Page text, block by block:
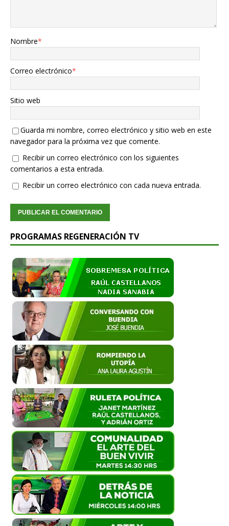
Nombre*
Correo electrónico*
Sitio web
Guarda mi nombre, correo electrónico y sitio web en este
navegador para la próxima vez que comente.
Recibir un correo electrónico con los siguientes
comentarios a esta entrada.
Recibir un correo electrónico con cada nueva entrada.
PROGRAMAS REGENERACIÓN TV